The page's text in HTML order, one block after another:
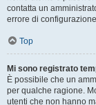
contatta un
errore di
Top
Mi sono registrato
È possibile che un
per qualche ragione.
utenti che non hanno